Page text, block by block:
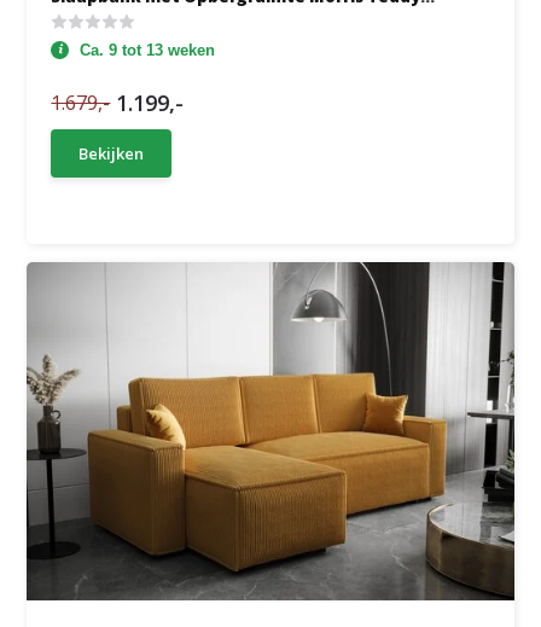
Ca. 9 tot 13 weken
1.679,- 1.199,-
Bekijken